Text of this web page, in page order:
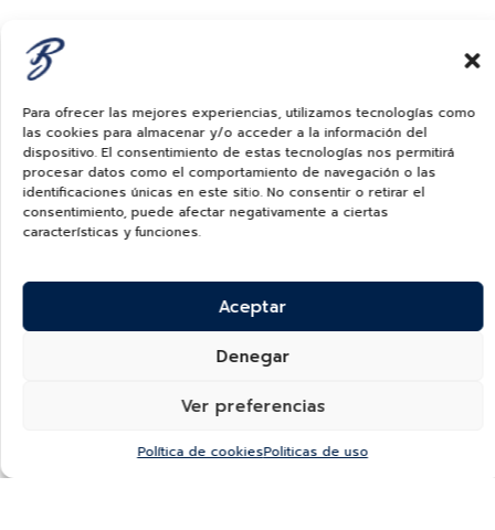
Para ofrecer las mejores experiencias, utilizamos tecnologías como
las cookies para almacenar y/o acceder a la información del
dispositivo. El consentimiento de estas tecnologías nos permitirá
procesar datos como el comportamiento de navegación o las
identificaciones únicas en este sitio. No consentir o retirar el
consentimiento, puede afectar negativamente a ciertas
características y funciones.
Aceptar
Denegar
Ver preferencias
Política de cookiesPoliticas de uso